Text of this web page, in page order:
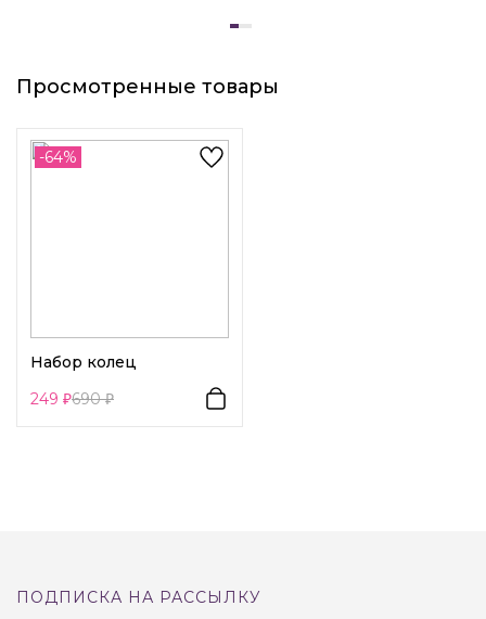
Просмотренные товары
-64%
Набор колец
249
690
ПОДПИСКА НА РАССЫЛКУ